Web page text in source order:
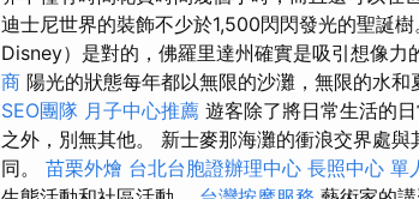
迪士尼世界的裝飾不少於1,500閃閃發光的聖誕樹
Disney）是對的，佛羅里達州確實是吸引想像力
商 陽光的狀態每年都以無限的沙灘，無限的水和
SEO團隊 月子中心推薦 遊客除了將日常生活的
之外，別無其他。 新士麥那海灘的衝浪交界處
同。 苗栗外燴 台北台胞證辦理中心 長照中心 單